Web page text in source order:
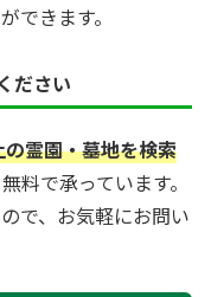
できます。
ださい
霊園・墓地を検索
料で承っています。
で、お気軽にお問い